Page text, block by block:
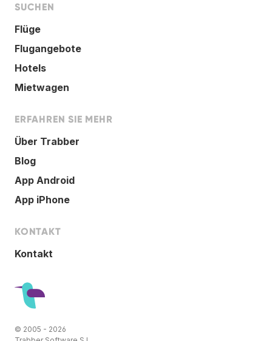
SUCHEN
Flüge
Flugangebote
Hotels
Mietwagen
ERFAHREN SIE MEHR
Über Trabber
Blog
App Android
App iPhone
KONTAKT
Kontakt
© 2005 - 2026